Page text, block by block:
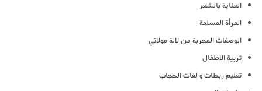
العناية بالشعر
المرأة المسلمة
الوصفات المجربة من لالة مولاتي
تربية الاطفال
تعليم ربطات و لفات الحجاب